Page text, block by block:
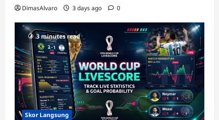
DimasAlvaro 3 days ago 0
3 minutes read
Skor Langsung